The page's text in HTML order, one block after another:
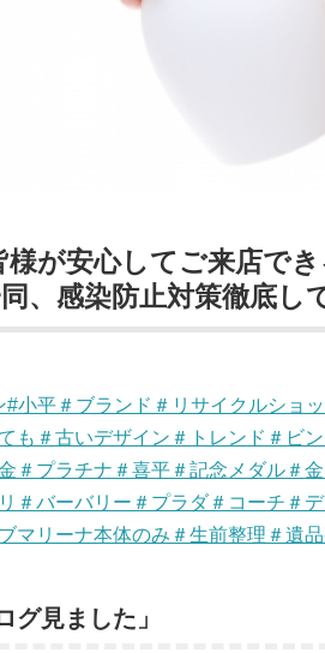
様が安心してご来店で
、感染防止対策徹底
小平＃ブランド＃リサイクルショ
も＃古いデザイン＃トレンド＃ビ
＃プラチナ＃喜平＃記念メダル＃
＃バーバリー＃プラダ＃コーチ＃
マリーナ本体のみ＃生前整理＃遺
グ見ました」